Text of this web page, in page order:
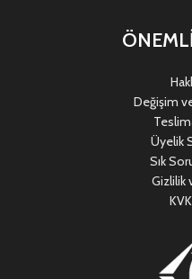
Değişim
Üyelik
Sık
Gizlilik